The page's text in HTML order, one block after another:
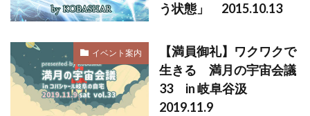
う状態」 2015.10.13
イベント案内
【満員御礼】ワクワクで
生きる 満月の宇宙会議
33 in 岐阜谷汲
2019.11.9